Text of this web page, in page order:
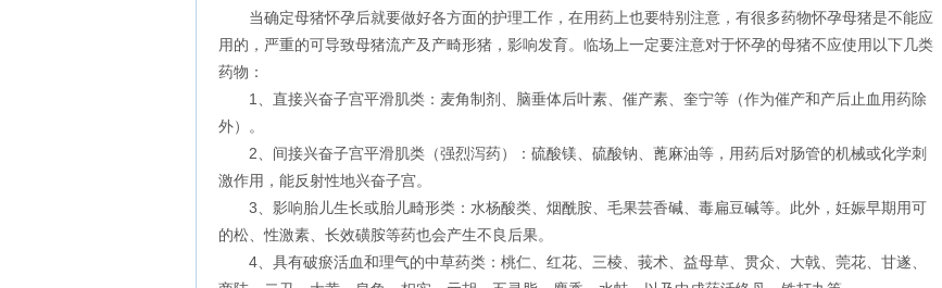
当确定母猪怀孕后就要做好各方面的护理工作，在用药上也要特别注意，有很多药物怀孕母猪是不能应
用的，严重的可导致母猪流产及产畸形猪，影响发育。临场上一定要注意对于怀孕的母猪不应使用以下几类
药物：
1、直接兴奋子宫平滑肌类：麦角制剂、脑垂体后叶素、催产素、奎宁等（作为催产和产后止血用药除
外）。
2、间接兴奋子宫平滑肌类（强烈泻药）：硫酸镁、硫酸钠、蓖麻油等，用药后对肠管的机械或化学刺
激作用，能反射性地兴奋子宫。
3、影响胎儿生长或胎儿畸形类：水杨酸类、烟酰胺、毛果芸香碱、毒扁豆碱等。此外，妊娠早期用可
的松、性激素、长效磺胺等药也会产生不良后果。
4、具有破瘀活血和理气的中草药类：桃仁、红花、三棱、莪术、益母草、贯众、大戟、莞花、甘遂、